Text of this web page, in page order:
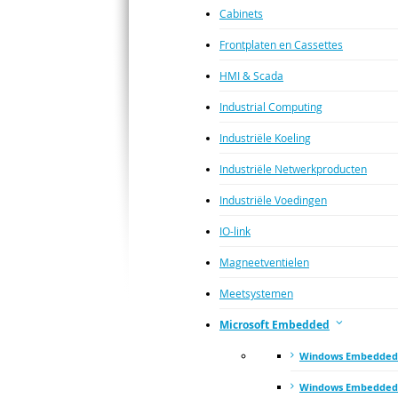
Cabinets
Frontplaten en Cassettes
HMI & Scada
Industrial Computing
Industriële Koeling
Industriële Netwerkproducten
Industriële Voedingen
IO-link
Magneetventielen
Meetsystemen
Microsoft Embedded
Windows
Windows